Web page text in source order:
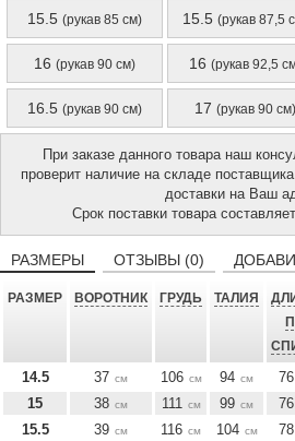
15.5 (рукав 85 см) 15.5 (рукав 87,5
16 (рукав 90 см) 16 (рукав 92,5
16.5 (рукав 90 см) 17 (рукав 90 см)
При заказе данного товара наш
проверит наличие на складе
доставки на Ваш
Срок поставки товара
РАЗМЕРЫ ОТЗЫВЫ (0)
РАЗМЕР ВОРОТНИК ГРУДЬ ТАЛИЯ
14.5 37 см 106 см 94 см 76
15 38 см 111 см 99 см 76
15.5 39 см 116 см 104 см 78